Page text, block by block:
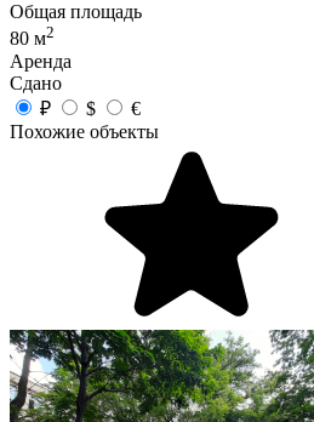
Общая площадь
80 м2
Аренда
Сдано
₽
$
€
Похожие объекты